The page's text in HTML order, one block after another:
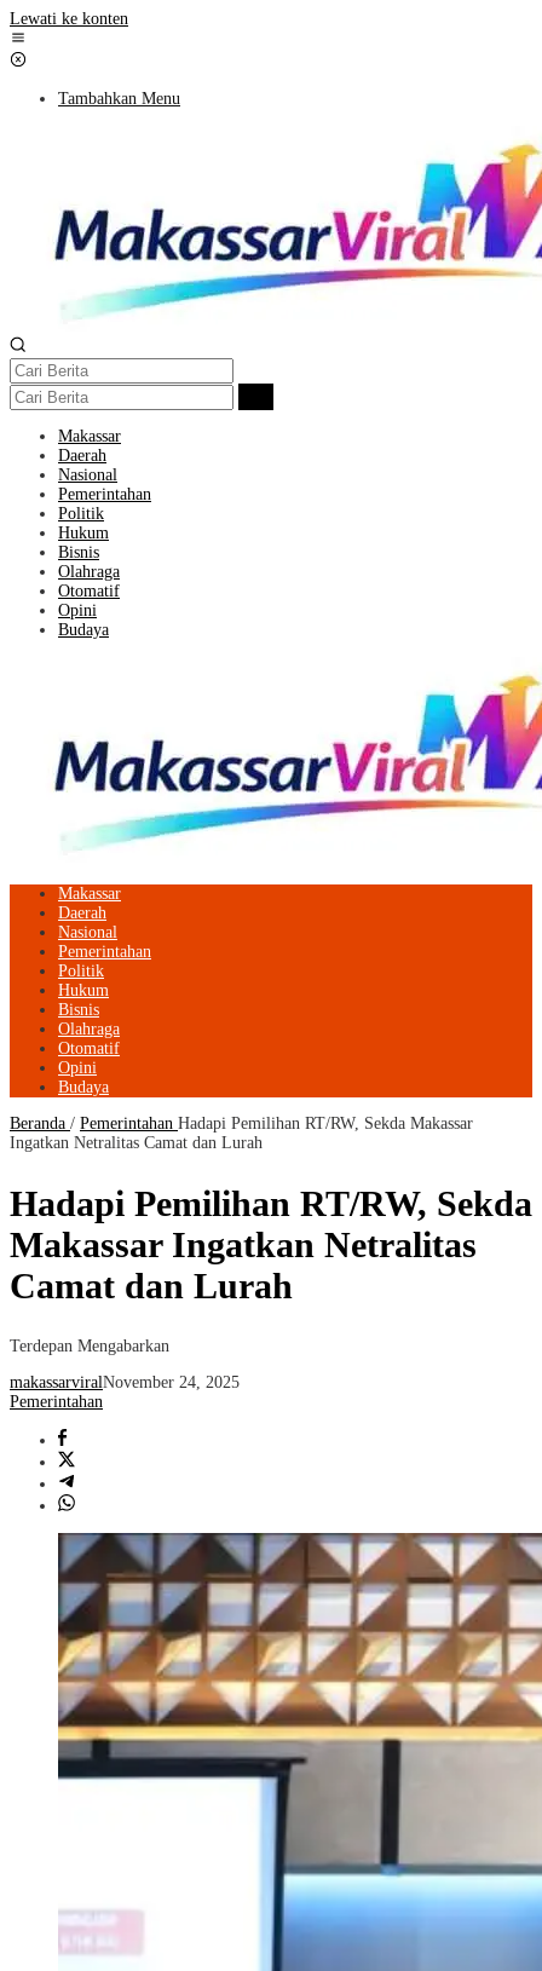
Lewati ke konten
Tambahkan Menu
Makassar
Daerah
Nasional
Pemerintahan
Politik
Hukum
Bisnis
Olahraga
Otomatif
Opini
Budaya
Makassar
Daerah
Nasional
Pemerintahan
Politik
Hukum
Bisnis
Olahraga
Otomatif
Opini
Budaya
Beranda / Pemerintahan Hadapi Pemilihan RT/RW, Sekda Makassar
Ingatkan Netralitas Camat dan Lurah
Hadapi Pemilihan RT/RW, Sekda
Makassar Ingatkan Netralitas
Camat dan Lurah
Terdepan Mengabarkan
makassarviralNovember 24, 2025
Pemerintahan